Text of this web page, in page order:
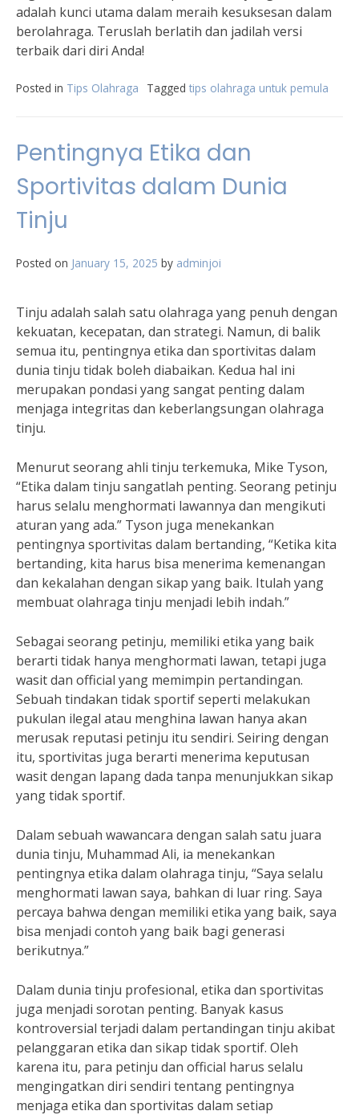
adalah kunci utama dalam meraih kesuksesan dalam
berolahraga. Teruslah berlatih dan jadilah versi
terbaik dari diri Anda!
Posted in Tips Olahraga Tagged tips olahraga untuk pemula
Pentingnya Etika dan
Sportivitas dalam Dunia
Tinju
Posted on January 15, 2025 by adminjoi
Tinju adalah salah satu olahraga yang penuh dengan
kekuatan, kecepatan, dan strategi. Namun, di balik
semua itu, pentingnya etika dan sportivitas dalam
dunia tinju tidak boleh diabaikan. Kedua hal ini
merupakan pondasi yang sangat penting dalam
menjaga integritas dan keberlangsungan olahraga
tinju.
Menurut seorang ahli tinju terkemuka, Mike Tyson,
“Etika dalam tinju sangatlah penting. Seorang petinju
harus selalu menghormati lawannya dan mengikuti
aturan yang ada.” Tyson juga menekankan
pentingnya sportivitas dalam bertanding, “Ketika kita
bertanding, kita harus bisa menerima kemenangan
dan kekalahan dengan sikap yang baik. Itulah yang
membuat olahraga tinju menjadi lebih indah.”
Sebagai seorang petinju, memiliki etika yang baik
berarti tidak hanya menghormati lawan, tetapi juga
wasit dan official yang memimpin pertandingan.
Sebuah tindakan tidak sportif seperti melakukan
pukulan ilegal atau menghina lawan hanya akan
merusak reputasi petinju itu sendiri. Seiring dengan
itu, sportivitas juga berarti menerima keputusan
wasit dengan lapang dada tanpa menunjukkan sikap
yang tidak sportif.
Dalam sebuah wawancara dengan salah satu juara
dunia tinju, Muhammad Ali, ia menekankan
pentingnya etika dalam olahraga tinju, “Saya selalu
menghormati lawan saya, bahkan di luar ring. Saya
percaya bahwa dengan memiliki etika yang baik, saya
bisa menjadi contoh yang baik bagi generasi
berikutnya.”
Dalam dunia tinju profesional, etika dan sportivitas
juga menjadi sorotan penting. Banyak kasus
kontroversial terjadi dalam pertandingan tinju akibat
pelanggaran etika dan sikap tidak sportif. Oleh
karena itu, para petinju dan official harus selalu
mengingatkan diri sendiri tentang pentingnya
menjaga etika dan sportivitas dalam setiap